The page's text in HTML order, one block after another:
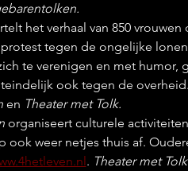
het verhaal van 850
tegen de ongelijke
te verenigen en met
ook tegen de
en Theater met Tolk.
organiseert culturele
ook weer netjes thuis af.
. Theater met Tolk